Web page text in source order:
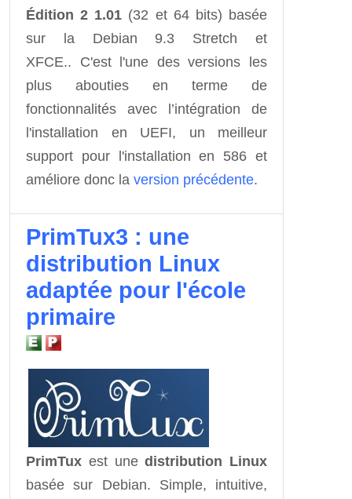
Édition 2 1.01 (32 et 64 bits) basée
sur la Debian 9.3 Stretch et
XFCE.. C'est l'une des versions les
plus abouties en terme de
fonctionnalités avec l’intégration de
l'installation en UEFI, un meilleur
support pour l'installation en 586 et
améliore donc la version précédente.
PrimTux3 : une
distribution Linux
adaptée pour l'école
primaire
PrimTux est unedistribution Linux
basée sur Debian. Simple, intuitive,